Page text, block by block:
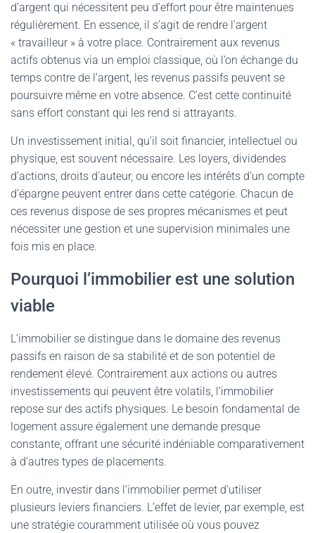
d’argent qui nécessitent peu d’effort pour être maintenues
régulièrement. En essence, il s’agit de rendre l’argent
« travailleur » à votre place. Contrairement aux revenus
actifs obtenus via un emploi classique, où l’on échange du
temps contre de l’argent, les revenus passifs peuvent se
poursuivre même en votre absence. C’est cette continuité
sans effort constant qui les rend si attrayants.
Un investissement initial, qu’il soit financier, intellectuel ou
physique, est souvent nécessaire. Les loyers, dividendes
d’actions, droits d’auteur, ou encore les intérêts d’un compte
d’épargne peuvent entrer dans cette catégorie. Chacun de
ces revenus dispose de ses propres mécanismes et peut
nécessiter une gestion et une supervision minimales une
fois mis en place.
Pourquoi l’immobilier est une solution
viable
L’immobilier se distingue dans le domaine des revenus
passifs en raison de sa stabilité et de son potentiel de
rendement élevé. Contrairement aux actions ou autres
investissements qui peuvent être volatils, l’immobilier
repose sur des actifs physiques. Le besoin fondamental de
logement assure également une demande presque
constante, offrant une sécurité indéniable comparativement
à d’autres types de placements.
En outre, investir dans l’immobilier permet d’utiliser
plusieurs leviers financiers. L’effet de levier, par exemple, est
une stratégie couramment utilisée où vous pouvez